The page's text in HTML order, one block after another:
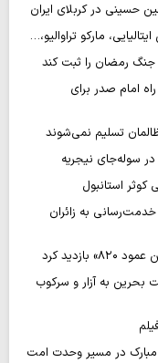
مارکو تراوالیو،…
جنگ رمضان را ثبت کند
امام صدر برای
تسلیم نمی‌شوند
سوله‌جای نیجریه
کوثر استانبول
به زائران
کرد
بحرین به آزار و سرکوب
مبارک در مسیر وحدت امت